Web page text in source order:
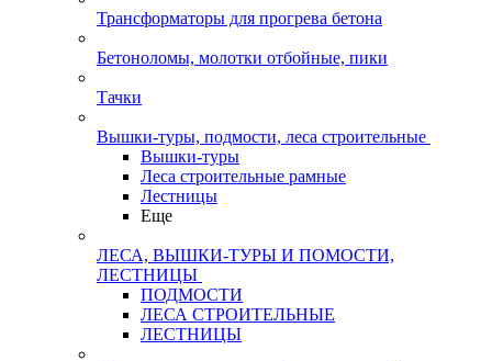
Трансформаторы для прогрева бетона
Бетоноломы, молотки отбойные, пики
Тачки
Вышки-туры, подмости, леса строительные
Вышки-туры
Леса строительные рамные
Лестницы
Еще
ЛЕСА, ВЫШКИ-ТУРЫ И ПОМОСТИ,
ЛЕСТНИЦЫ
ПОДМОСТИ
ЛЕСА СТРОИТЕЛЬНЫЕ
ЛЕСТНИЦЫ